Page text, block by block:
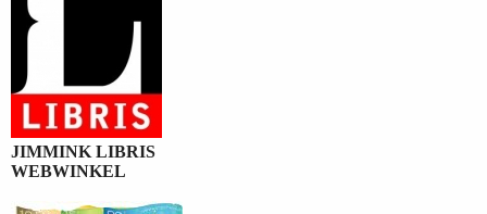
JIMMINK LIBRIS
WEBWINKEL